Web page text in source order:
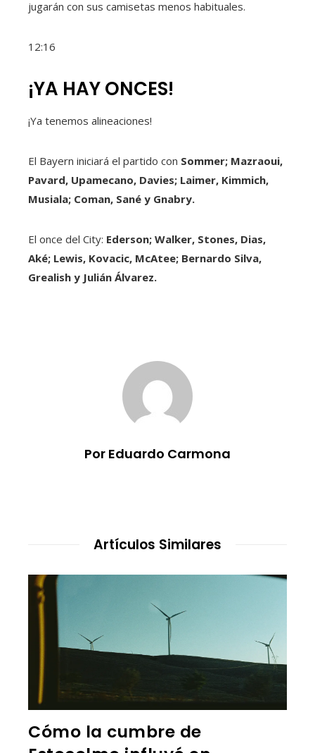
jugarán con sus camisetas menos habituales.
12:16
¡YA HAY ONCES!
¡Ya tenemos alineaciones!
El Bayern iniciará el partido con Sommer; Mazraoui,
Pavard, Upamecano, Davies; Laimer, Kimmich,
Musiala; Coman, Sané y Gnabry.
El once del City: Ederson; Walker, Stones, Dias,
Aké; Lewis, Kovacic, McAtee; Bernardo Silva,
Grealish y Julián Álvarez.
Por Eduardo Carmona
Artículos Similares
Cómo la cumbre de